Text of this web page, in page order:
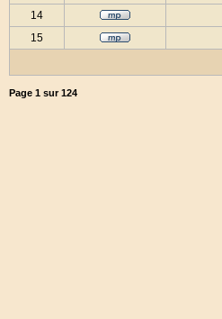
14
15
Page 1 sur124